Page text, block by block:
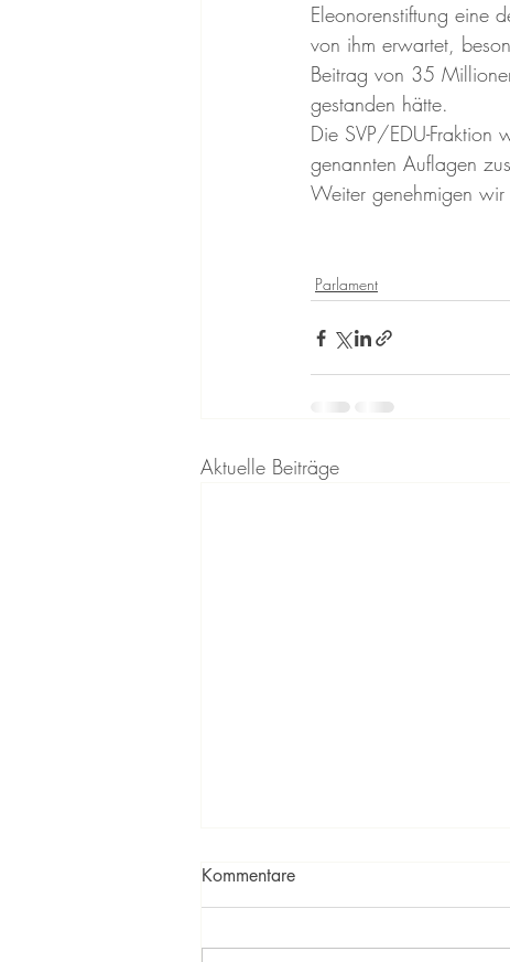
Eleonorenstiftung eine
von ihm erwartet,
Beitrag von 35
gestanden hätte.
Die SVP/EDU-Fraktion
genannten Auflagen
Weiter genehmigen
Parlament
Aktuelle Beiträge
Kommentare